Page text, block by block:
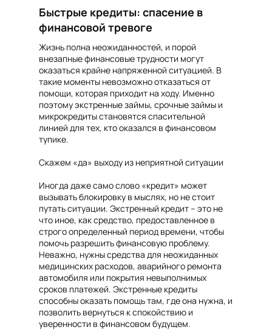
Быстрые кредиты: спасение в
финансовой тревоге
Жизнь полна неожиданностей, и порой
внезапные финансовые трудности могут
оказаться крайне напряженной ситуацией. В
такие моменты невозможно отказаться от
помощи, которая приходит на ходу. Именно
поэтому экстренные займы, срочные займы и
микрокредиты становятся спасительной
линией для тех, кто оказался в финансовом
тупике.
Скажем «да» выходу из неприятной ситуации
Иногда даже само слово «кредит» может
вызывать блокировку в мыслях, но не стоит
путать ситуации. Экстренный кредит – это не
что иное, как средство, предоставленное в
строго определенный период времени, чтобы
помочь разрешить финансовую проблему.
Неважно, нужны средства для неожиданных
медицинских расходов, аварийного ремонта
автомобиля или покрытия невыполнимых
сроков платежей. Экстренные кредиты
способны оказать помощь там, где она нужна, и
позволить вернуться к спокойствию и
уверенности в финансовом будущем.